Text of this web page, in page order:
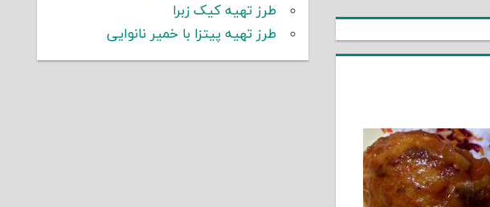
طرز تهیه کیک زبرا
طرز تهیه پیتزا با خمیر نانوایی